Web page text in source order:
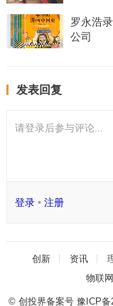
罗永浩
公司
发表回复
请登录后参与评论...
登录• 注册
创新 资讯
物联网
© 创投界备案号 豫ICP备